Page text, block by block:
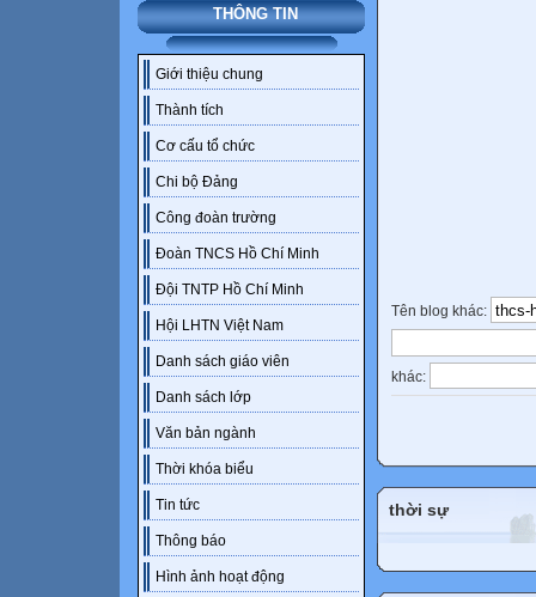
THÔNG TIN
Giới thiệu chung
Thành tích
Cơ cấu tổ chức
Chi bộ Đảng
Công đoàn trường
Đoàn TNCS Hồ Chí Minh
Đội TNTP Hồ Chí Minh
Hội LHTN Việt Nam
Danh sách giáo viên
Danh sách lớp
Văn bản ngành
Thời khóa biểu
Tin tức
Thông báo
Hình ảnh hoạt động
Tên blog khác:
khác:
thời sự